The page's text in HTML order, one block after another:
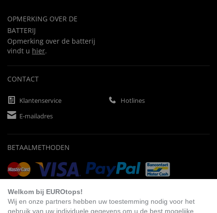
OPMERKING OVER DE
BATTERIJ
Opmerking over de batterij
vindt u hier.
CONTACT
Klantenservice
Hotlines
E-mailadres
BETAALMETHODEN
Welkom bij EUROtops!
Wij en onze partners hebben uw toestemming nodig voor het
gebruik van uw individuele gegevens om u de best mogelijke